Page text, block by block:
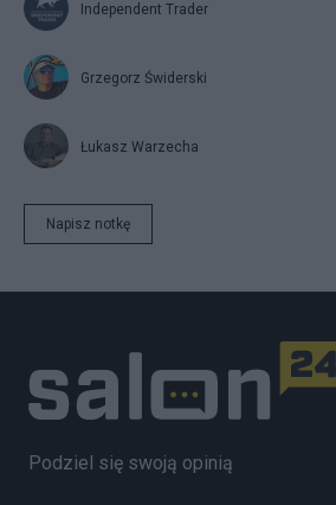
Independent Trader
Grzegorz Świderski
Łukasz Warzecha
Napisz notkę
Podziel się swoją opinią